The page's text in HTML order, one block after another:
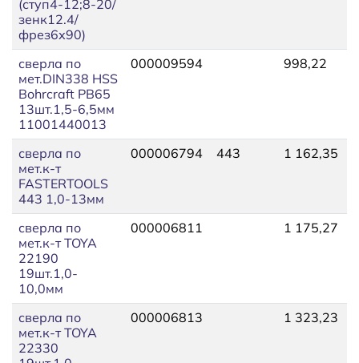
(ступ4-12;8-20/
зенк12.4/
фрез6х90)
сверла по
мет.DIN338 HSS
Bohrcraft РB65
13шт.1,5-6,5мм
11001440013
000009594 998,22
сверла по
мет.к-т
FASTERTOOLS
443 1,0-13мм
000006794 443 1 162,35
сверла по
мет.к-т TOYA
22190
19шт.1,0-
10,0мм
000006811 1 175,27
сверла по
мет.к-т TOYA
22330
000006813 1 323,23